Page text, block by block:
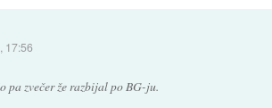
17:56
pa zvečer že razbijal po BG-ju.